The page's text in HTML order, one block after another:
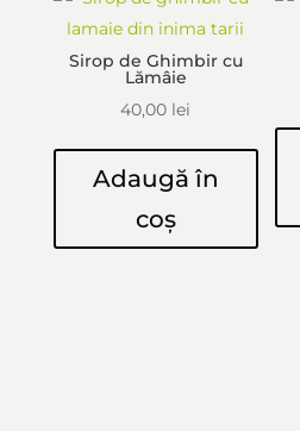
Sirop de Ghimbir cu
Lămâie
40,00 lei
Adaugă în
coș